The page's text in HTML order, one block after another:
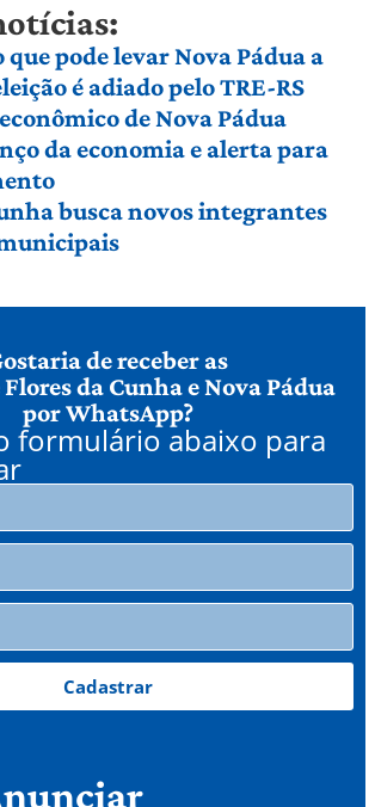
pode levar Nova Pádua a
é adiado pelo TRE-RS
de Nova Pádua
da economia e alerta para
busca novos integrantes
de receber as
da Cunha e Nova Pádua
por WhatsApp?
formulário abaixo para
Cadastrar